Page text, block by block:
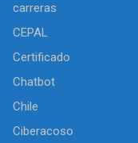
carreras
CEPAL
Certificado
Chatbot
Chile
Ciberacoso